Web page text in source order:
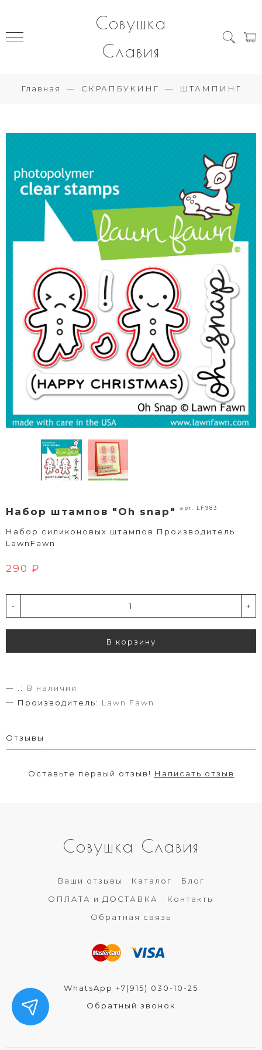
Совушка
Славия
Главная СКРАПБУКИНГ ШТАМПИНГ
Набор штампов "Oh snap" арт. LF983
Набор силиконовых штампов Производитель:
LawnFawn
290 ₽
- +
В корзину
.:
В наличии
Производитель: Lawn Fawn
Отзывы
Оставьте первый отзыв! Написать отзыв
Совушка Славия
Ваши отзывы Каталог
Блог
ОПЛАТА и ДОСТАВКА
Контакты
Обратная связь
WhatsApp +7(915) 030-10-25
Обратный звонок